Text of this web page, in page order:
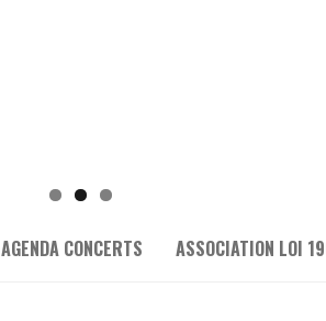
AGENDA CONCERTS ASSOCIATION LOI